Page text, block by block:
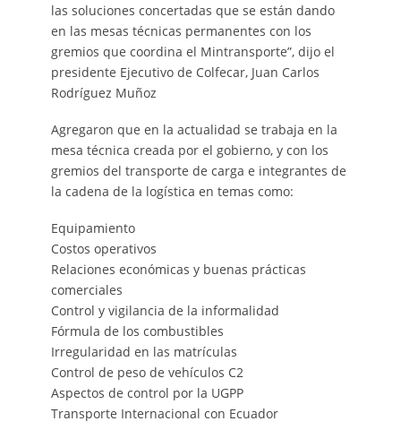
las soluciones concertadas que se están dando
en las mesas técnicas permanentes con los
gremios que coordina el Mintransporte”, dijo el
presidente Ejecutivo de Colfecar, Juan Carlos
Rodríguez Muñoz
Agregaron que en la actualidad se trabaja en la
mesa técnica creada por el gobierno, y con los
gremios del transporte de carga e integrantes de
la cadena de la logística en temas como:
Equipamiento
Costos operativos
Relaciones económicas y buenas prácticas
comerciales
Control y vigilancia de la informalidad
Fórmula de los combustibles
Irregularidad en las matrículas
Control de peso de vehículos C2
Aspectos de control por la UGPP
Transporte Internacional con Ecuador